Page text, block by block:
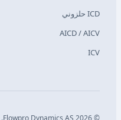
ICD حلزوني
AICD / AICV
ICV
©
2026